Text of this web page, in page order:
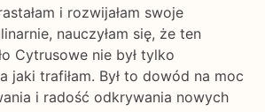
i rozwijałam swoje
nauczyłam się, że ten
Cytrusowe nie był tylko
jaki trafiłam. Był to dowód na moc
i radość odkrywania nowych